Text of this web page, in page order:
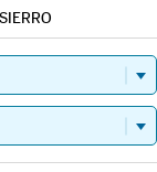
SIERRO